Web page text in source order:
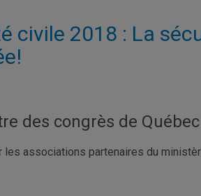
civile 2018 : La
des congrès de Québec
associations partenaires du